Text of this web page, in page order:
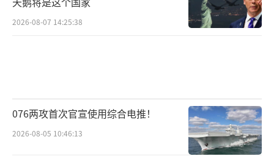
2026-08-07 14:25:38
076两攻首次官宣使用综合电推！
2026-08-05 10:46:13